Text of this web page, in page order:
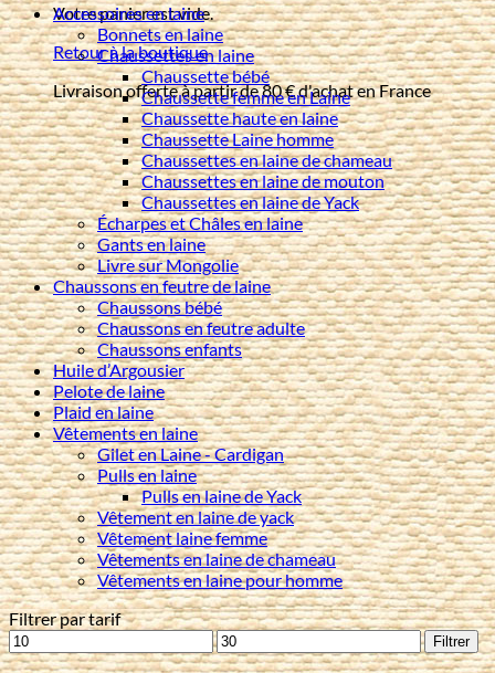
Votre panier est vide.
Retour à la boutique
Livraison offerte à partir de 80 € d'achat en France
Accessoires en laine
Bonnets en laine
Chaussettes en laine
Chaussette bébé
Chaussette femme en Laine
Chaussette haute en laine
Chaussette Laine homme
Chaussettes en laine de chameau
Chaussettes en laine de mouton
Chaussettes en laine de Yack
Écharpes et Châles en laine
Gants en laine
Livre sur Mongolie
Chaussons en feutre de laine
Chaussons bébé
Chaussons en feutre adulte
Chaussons enfants
Huile d’Argousier
Pelote de laine
Plaid en laine
Vêtements en laine
Gilet en Laine - Cardigan
Pulls en laine
Pulls en laine de Yack
Vêtement en laine de yack
Vêtement laine femme
Vêtements en laine de chameau
Vêtements en laine pour homme
Filtrer par tarif
Prix
min
Prix
max
Filtrer